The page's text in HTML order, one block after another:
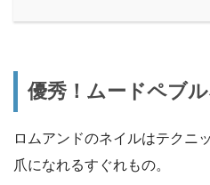
優秀！ムードペブ
ロムアンドのネイルはテクニ
爪になれるすぐれもの。